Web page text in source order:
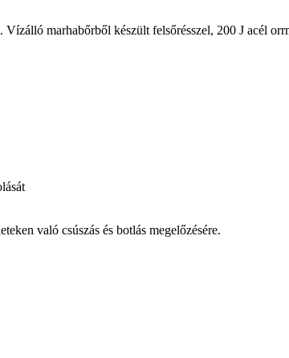
marhabőrből készült felsőrésszel, 200 J acél
való csúszás és botlás megelőzésére.